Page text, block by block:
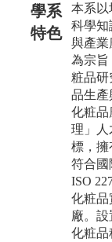
學系
特色
本系以
科學知
與產業
為宗旨
粧品研
品生產
化粧品
理」人
標，擁
符合國
ISO
化粧品
廠。
化粧品